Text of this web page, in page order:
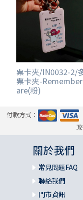
票卡夾/IN0032-2/
票卡夾-
are(粉)
付款方式：
關於我們
常見問題FAQ
聯絡我們
門市資訊